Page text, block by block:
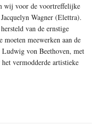
wij voor de voortreffelijke
Wagner (Elettra).
van de ernstige
meewerken aan de
Ludwig von Beethoven, met
vermodderde artistieke